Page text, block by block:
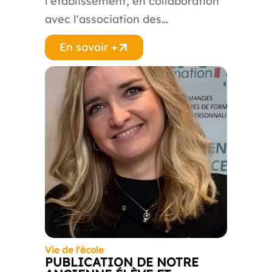
avec l'association des…
En savoir +
Vie de l'école
PUBLICATION DE NOTRE